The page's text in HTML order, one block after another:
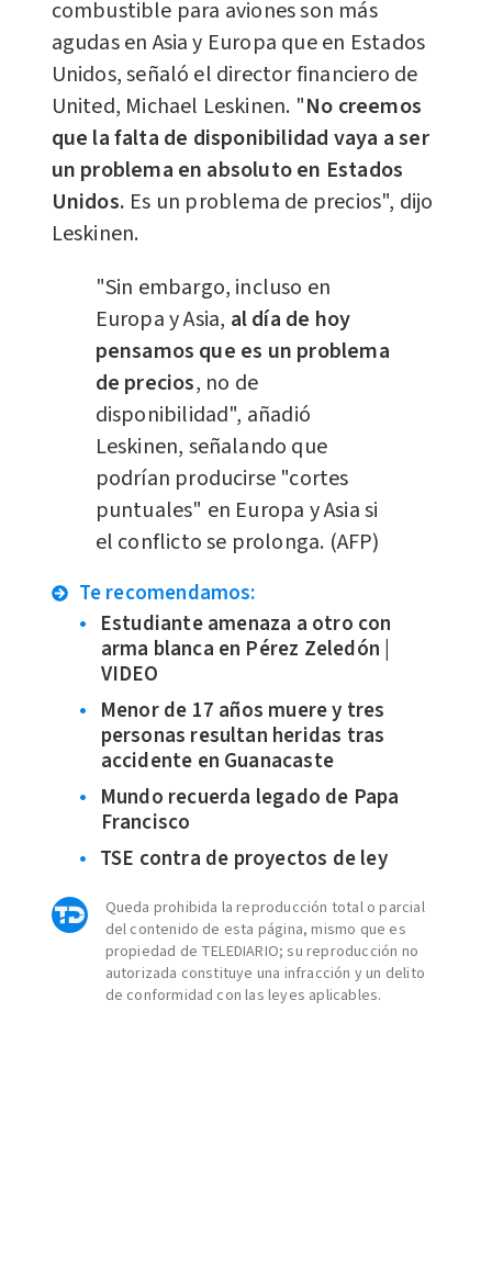
combustible para aviones son más
agudas en Asia y Europa que en Estados
Unidos, señaló el director financiero de
United, Michael Leskinen. "No creemos
que la falta de disponibilidad vaya a ser
un problema en absoluto en Estados
Unidos. Es un problema de precios", dijo
Leskinen.
"Sin embargo, incluso en
Europa y Asia, al día de hoy
pensamos que es un problema
de precios, no de
disponibilidad", añadió
Leskinen, señalando que
podrían producirse "cortes
puntuales" en Europa y Asia si
el conflicto se prolonga. (AFP)
Te recomendamos:
Estudiante amenaza a otro con
arma blanca en Pérez Zeledón |
VIDEO
Menor de 17 años muere y tres
personas resultan heridas tras
accidente en Guanacaste
Mundo recuerda legado de Papa
Francisco
TSE contra de proyectos de ley
Queda prohibida la reproducción total o parcial
del contenido de esta página, mismo que es
propiedad de TELEDIARIO; su reproducción no
autorizada constituye una infracción y un delito
de conformidad con las leyes aplicables.